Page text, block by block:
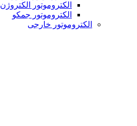
الکتروموتور الکتروژن
الکتروموتور جمکو
الکتروموتور خارجی